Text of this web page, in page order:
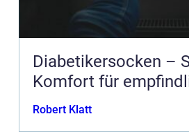
Diabetikersocken –
Komfort für
Robert Klatt